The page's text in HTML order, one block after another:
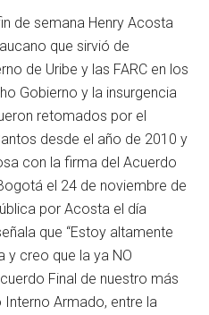
de semana Henry Acosta
que sirvió de
de Uribe y las FARC en los
Gobierno y la insurgencia
retomados por el
desde el año de 2010 y
con la firma del Acuerdo
el 24 de noviembre de
por Acosta el día
que “Estoy altamente
y creo que la ya NO
Final de nuestro más
Armado, entre la